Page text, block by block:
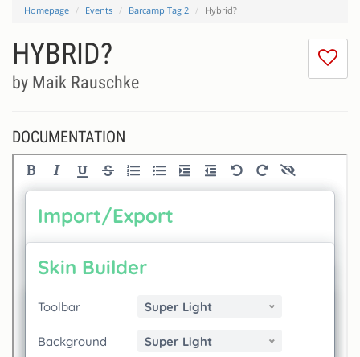
Homepage Events Barcamp Tag 2 Hybrid?
I
HYBRID?
by Maik Rauschke
DOCUMENTATION